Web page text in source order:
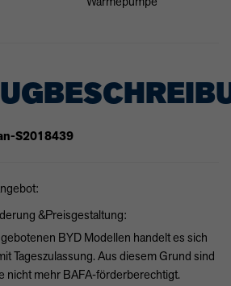
S2018439
&Preisgestaltung:
BYD Modellen handelt es sich
Tageszulassung. Aus diesem Grund sind
nicht mehr BAFA‑förderberechtigt.